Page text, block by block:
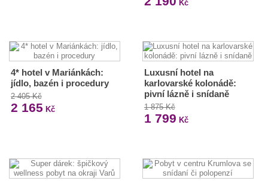
Kč
4* hotel v Mariánkách:
jídlo, bazén i procedury
2 405 Kč
2 165 Kč
Luxusní hotel na
karlovarské kolonádě:
pivní lázně i snídaně
1 875 Kč
1 799 Kč